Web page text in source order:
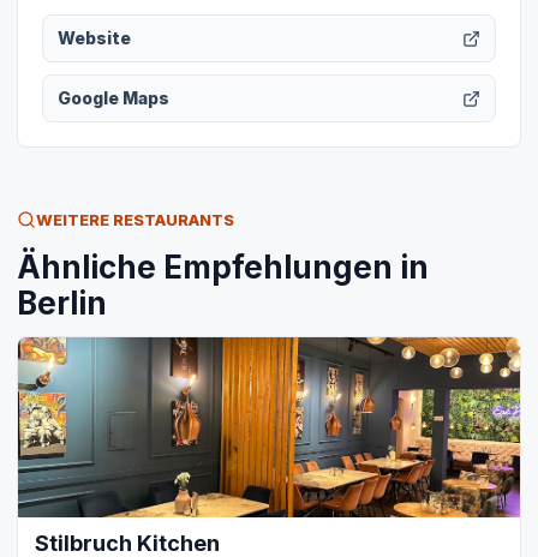
Website
Google Maps
WEITERE RESTAURANTS
Ähnliche Empfehlungen in
Berlin
Stilbruch Kitchen